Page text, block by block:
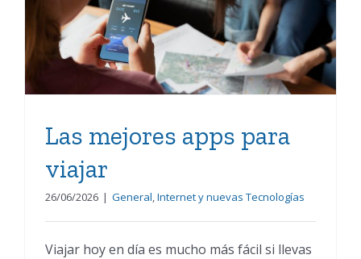
viajar
Las mejores apps para
viajar
26/06/2026 | General,Internet y nuevas Tecnologías
Viajar hoy en día es mucho más fácil si llevas